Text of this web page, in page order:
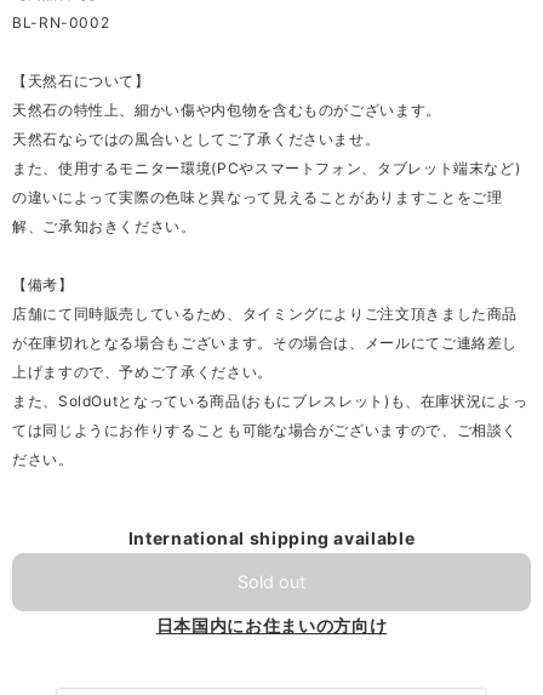
BL-RN-0002
【天然石について】
天然石の特性上、細かい傷や内包物を含むものがございます。
天然石ならではの風合いとしてご了承くださいませ。
また、使用するモニター環境(PCやスマートフォン、タブレット端末など)
の違いによって実際の色味と異なって見えることがありますことをご理
解、ご承知おきください。
【備考】
店舗にて同時販売しているため、タイミングによりご注文頂きました商品
が在庫切れとなる場合もございます。その場合は、メールにてご連絡差し
上げますので、予めご了承ください。
また、SoldOutとなっている商品(おもにブレスレット)も、在庫状況によっ
ては同じようにお作りすることも可能な場合がございますので、ご相談く
ださい。
International shipping available
Sold out
日本国内にお住まいの方向け